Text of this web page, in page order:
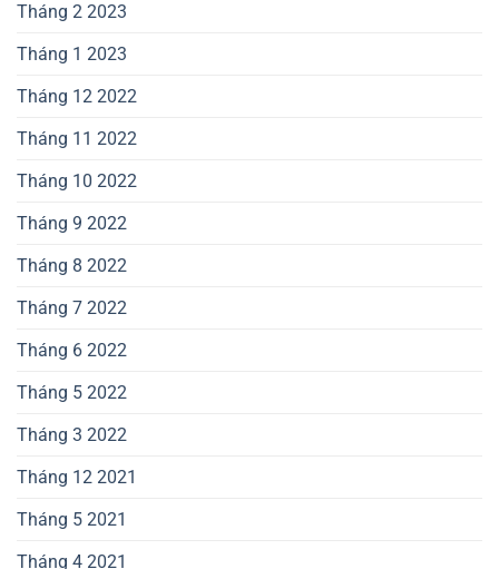
Tháng 2 2023
Tháng 1 2023
Tháng 12 2022
Tháng 11 2022
Tháng 10 2022
Tháng 9 2022
Tháng 8 2022
Tháng 7 2022
Tháng 6 2022
Tháng 5 2022
Tháng 3 2022
Tháng 12 2021
Tháng 5 2021
Tháng 4 2021